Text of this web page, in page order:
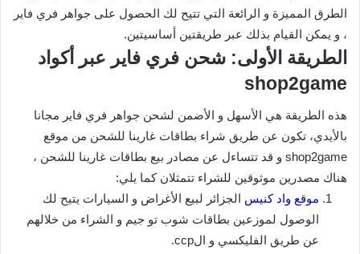
الطرق المميزة و الرائعة التي تتيح لك الحصول على جواهر فري فاير
، و يمكن القيام بذلك عبر طريقتين أساسيتين.
الطريقة الأولى: شحن فري فاير عبر أكواد
shop2game
هذه الطريقة هي الأسهل و الأضمن لشحن جواهر فري فاير مجانا
بالأيدي، تكون عن طريق شراء بطاقات غارينا للشحن من موقع
shop2game و قد تتساءل عن مصادر بيع بطاقات غارينا للشحن ،
هناك مصدرين موثوقين للشراء تتمثلان كما يلي:
موقع واد كنيس الجزائر لبيع الأغراض و السيارات يتيح لك
الوصول لموزعين بطاقات شوب تو جيم و الشراء من خلالهم
عن طريق الفليكسي و الccp.